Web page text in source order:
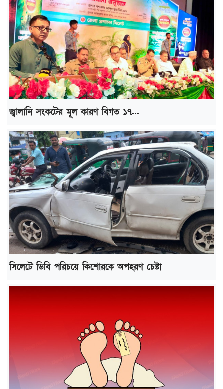
জ্বালানি সংকটের মূল কারণ বিগত ১৭...
সিলেটে ডিবি পরিচয়ে কিশোরকে অপহরণ চেষ্টা